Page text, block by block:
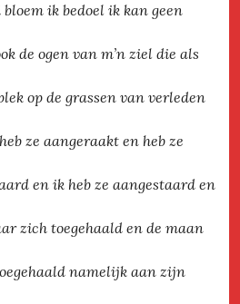
ik bedoel ik kan geen
de ogen van m’n ziel die als
op de grassen van verleden
ze aangeraakt en heb ze
en ik heb ze aangestaard en
zich toegehaald en de maan
namelijk aan zijn